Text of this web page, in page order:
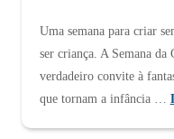
Uma semana para criar
ser criança. A Semana
verdadeiro convite à
que tornam a infância …